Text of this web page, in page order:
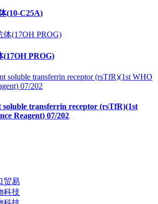
(10-C25A)
(17OH PROG)
soluble transferrin receptor (rsTfR)(1st
Reagent) 07/202
贸易
科技